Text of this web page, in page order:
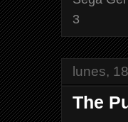
3
lunes,
The